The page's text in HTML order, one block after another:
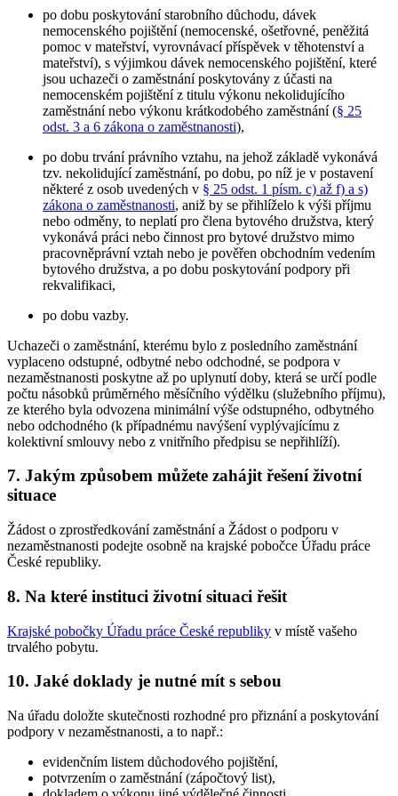
po dobu poskytování starobního důchodu, dávek
nemocenského pojištění (nemocenské, ošetřovné, peněžitá
pomoc v mateřství, vyrovnávací příspěvek v těhotenství a
mateřství), s výjimkou dávek nemocenského pojištění, které
jsou uchazeči o zaměstnání poskytovány z účasti na
nemocenském pojištění z titulu výkonu nekolidujícího
zaměstnání nebo výkonu krátkodobého zaměstnání (§ 25
odst. 3 a 6 zákona o zaměstnanosti),
po dobu trvání právního vztahu, na jehož základě vykonává
tzv. nekolidující zaměstnání, po dobu, po níž je v postavení
některé z osob uvedených v § 25 odst. 1 písm. c) až f) a s)
zákona o zaměstnanosti, aniž by se přihlíželo k výši příjmu
nebo odměny, to neplatí pro člena bytového družstva, který
vykonává práci nebo činnost pro bytové družstvo mimo
pracovněprávní vztah nebo je pověřen obchodním vedením
bytového družstva, a po dobu poskytování podpory při
rekvalifikaci,
po dobu vazby.
Uchazeči o zaměstnání, kterému bylo z posledního zaměstnání
vyplaceno odstupné, odbytné nebo odchodné, se podpora v
nezaměstnanosti poskytne až po uplynutí doby, která se určí podle
počtu násobků průměrného měsíčního výdělku (služebního příjmu),
ze kterého byla odvozena minimální výše odstupného, odbytného
nebo odchodného (k případnému navýšení vyplývajícímu z
kolektivní smlouvy nebo z vnitřního předpisu se nepřihlíží).
7. Jakým způsobem můžete zahájit řešení životní
situace
Žádost o zprostředkování zaměstnání a Žádost o podporu v
nezaměstnanosti podejte osobně na krajské pobočce Úřadu práce
České republiky.
8. Na které instituci životní situaci řešit
Krajské pobočky Úřadu práce České republiky v místě vašeho
trvalého pobytu.
10. Jaké doklady je nutné mít s sebou
Na úřadu doložte skutečnosti rozhodné pro přiznání a poskytování
podpory v nezaměstnanosti, a to např.:
evidenčním listem důchodového pojištění,
potvrzením o zaměstnání (zápočtový list),